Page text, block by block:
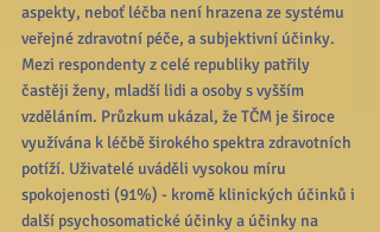
aspekty, neboť léčba není hrazena ze systému
veřejné zdravotní péče, a subjektivní účinky.
Mezi respondenty z celé republiky patřily
častěji ženy, mladší lidi a osoby s vyšším
vzděláním. Průzkum ukázal, že TČM je široce
využívána k léčbě širokého spektra zdravotních
potíží. Uživatelé uváděli vysokou míru
spokojenosti (91%) - kromě klinických účinků i
další psychosomatické účinky a účinky na